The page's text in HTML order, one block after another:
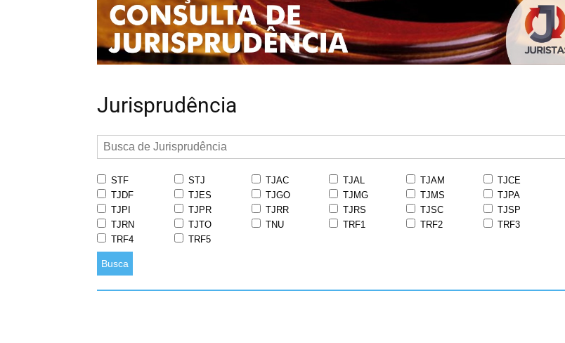
Jurisprudência
STF STJ TJAC TJAL TJAM
TJCE
TJDF
TJES TJGO TJMG TJMS
TJPA
TJPI
TJPR TJRR TJRS TJSC
TJSP
TJRN
TJTO TNU TRF1 TRF2
TRF3
TRF4
TRF5
Busca